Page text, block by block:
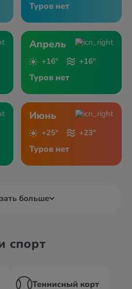
Туров нет
Апрель
+16° +16°
Туров нет
Июнь
+25° +23°
Туров нет
больше
спорт
Теннисный корт